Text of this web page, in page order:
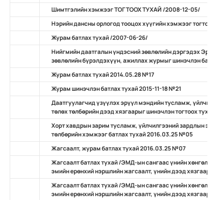
Шимтгэлийн хэмжээг ТОГТООХ ТУХАЙ /2008-12-05/
Нэрийн дансны орлогод тооцох хүүгийн хэмжээг
Журам батлах тухай /2007-06-26/
Нийгмийн даатгалын үндэсний зөвлөлийн дэргэдэх
зөвлөлийн бүрэлдэхүүн, ажиллах журмыг шинэчлэн
Журам батлах тухай 2014.05.28 №17
Журам шинэчлэн батлах тухай 2015-11-18 №21
Даатгуулагчид үзүүлэх эрүүл мэндийн тусламж,
төлөх төлбөрийн дээд хязгаарыг шинэчлэн тогтоох
Хорт хавдрын зарим тусламж, үйлчилгээний зардлын
төлбөрийн хэмжээг батлах тухай 2016.03.25 №05
Жагсаалт, журам батлах тухай 2016.03.25 №07
Жагсаалт батлах тухай /ЭМД-ын сангаас үнийн
эмийн ерөнхий нэршлийн жагсаалт, үнийн дээд
Жагсаалт батлах тухай /ЭМД-ын сангаас үнийн
эмийн ерөнхий нэршлийн жагсаалт, үнийн дээд хязгаар,